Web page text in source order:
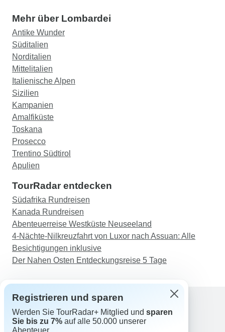
Mehr über Lombardei
Antike Wunder
Süditalien
Norditalien
Mittelitalien
Italienische Alpen
Sizilien
Kampanien
Amalfiküste
Toskana
Prosecco
Trentino Südtirol
Apulien
TourRadar entdecken
Südafrika Rundreisen
Kanada Rundreisen
Abenteuerreise Westküste Neuseeland
4-Nächte-Nilkreuzfahrt von Luxor nach Assuan: Alle
Besichtigungen inklusive
Der Nahen Osten Entdeckungsreise 5 Tage
Support
Kontakt
Registrieren und sparen
Werden Sie TourRadar+ Mitglied und sparen
Sie bis zu 7% auf alle 50.000 unserer
Abenteuer.